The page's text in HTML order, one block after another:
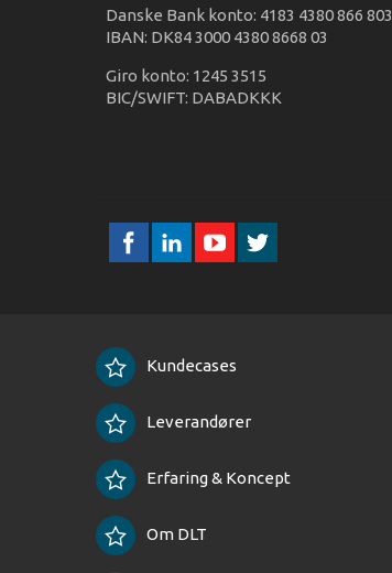
Danske Bank konto: 4183 4380 866 803
IBAN: DK84 3000 4380 8668 03
Giro konto: 1245 3515
BIC/SWIFT: DABADKKK
Kundecases
Leverandører
Erfaring & Koncept
Om DLT